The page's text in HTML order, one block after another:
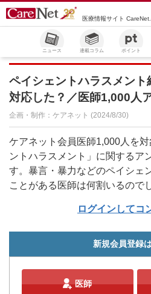
医療情報サイト
ニュース 連載コラム ポイント
ペイシェントハラスメント
対応した？／医師1,000人
企画・制作：ケアネット (2024/8/30)
ケアネット会員医師1,000人を
ントハラスメント」に関するア
す。暴言・暴力などのペイシェ
ことがある医師は何割いるので
ログインしてコ
新規会員登録
医師